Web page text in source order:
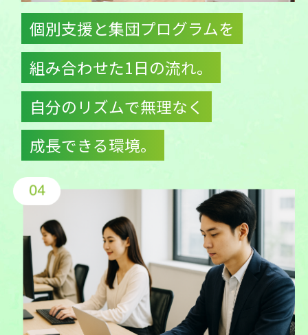
個別支援と集団プログラムを
組み合わせた1日の流れ。
自分のリズムで無理なく
成長できる環境。